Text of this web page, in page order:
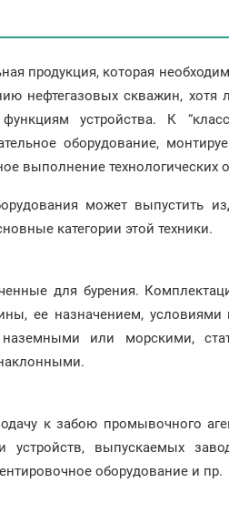
продукция, которая
нефтегазовых скважин, хотя
устройства. К
оборудование,
выполнение технологических
может выпустить
категории этой техники.
для бурения.
ее назначением, условиями
или морскими,
к забою промывочного
выпускаемых
оборудование и пр.